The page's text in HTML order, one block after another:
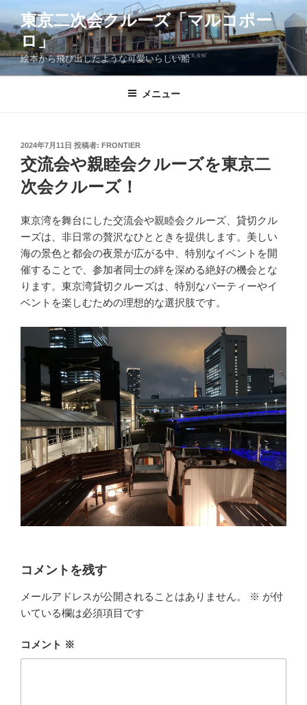
ン
テ
ン
ツ
東京二次会クルーズ「マルコポー
ロ」
絵本から飛び出したような可愛いらしい船
メニュー
投
稿
日:
2024年7月11日 投稿者: FRONTIER
交流会や親睦会クルーズを東京二
次会クルーズ！
東京湾を舞台にした交流会や親睦会クルーズ、貸切クル
ーズは、非日常の贅沢なひとときを提供します。美しい
海の景色と都会の夜景が広がる中、特別なイベントを開
催することで、参加者同士の絆を深める絶好の機会とな
ります。東京湾貸切クルーズは、特別なパーティーやイ
ベントを楽しむための理想的な選択肢です。
コメントを残す
メールアドレスが公開されることはありません。 ※ が付
いている欄は必須項目です
コメント ※